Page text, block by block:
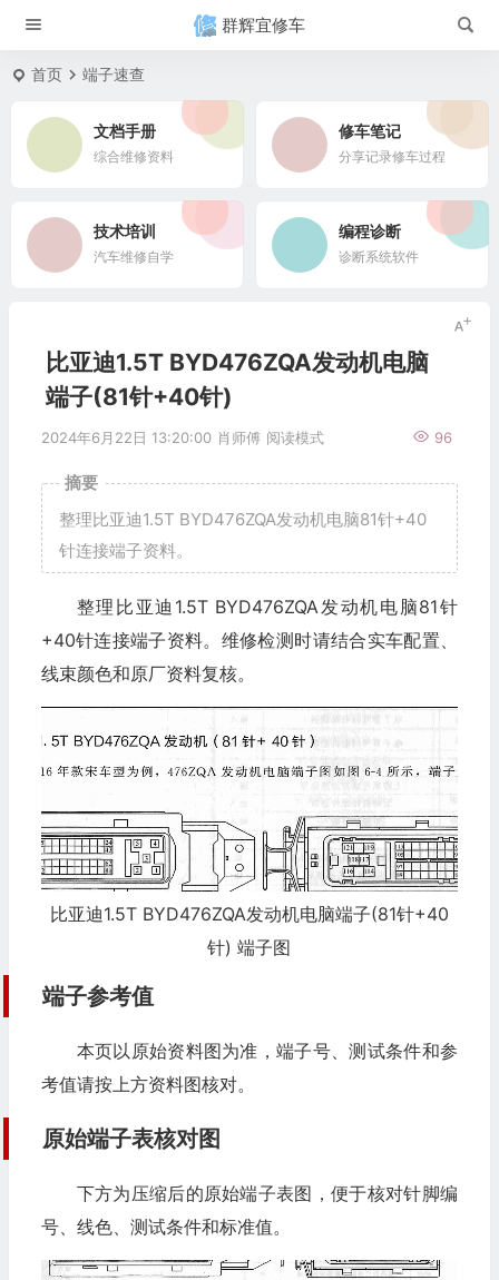
群辉宜修车
首页 端子速查
文档手册
综合维修资料
修车笔记
分享记录修车过程
技术培训
汽车维修自学
编程诊断
诊断系统软件
比亚迪1.5T BYD476ZQA发动机电脑
端子(81针+40针)
2024年6月22日 13:20:00 肖师傅 96
阅读模式
摘要
整理比亚迪1.5T BYD476ZQA发动机电脑81针+40
针连接端子资料。
整理比亚迪1.5T BYD476ZQA发动机电脑81针
+40针连接端子资料。维修检测时请结合实车配置、
线束颜色和原厂资料复核。
比亚迪1.5T BYD476ZQA发动机电脑端子(81针+40
针) 端子图
端子参考值
本页以原始资料图为准，端子号、测试条件和参
考值请按上方资料图核对。
原始端子表核对图
下方为压缩后的原始端子表图，便于核对针脚编
号、线色、测试条件和标准值。